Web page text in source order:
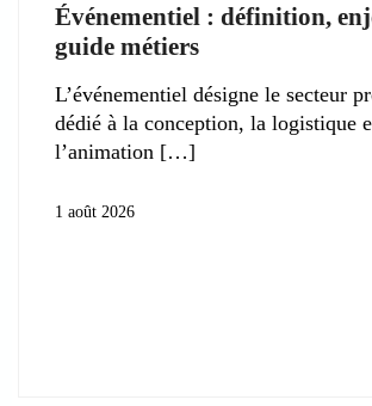
Événementiel : définition,
guide métiers
L’événementiel désigne le secteur
dédié à la conception, la logistique
l’animation
1 août 2026